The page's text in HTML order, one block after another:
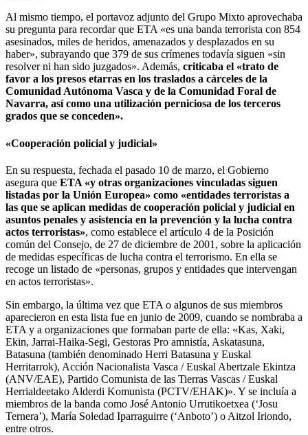
Al mismo tiempo, el portavoz adjunto del Grupo Mixto aprovechaba
su pregunta para recordar que ETA «es una banda terrorista con 854
asesinados, miles de heridos, amenazados y desplazados en su
haber», subrayando que 379 de sus crímenes todavía siguen «sin
resolver ni han sido juzgados». Además, criticaba el «trato de
favor a los presos etarras en los traslados a cárceles de la
Comunidad Autónoma Vasca y de la Comunidad Foral de
Navarra, así como una utilización perniciosa de los terceros
grados que se conceden».
«Cooperación policial y judicial»
En su respuesta, fechada el pasado 10 de marzo, el Gobierno
asegura que ETA «y otras organizaciones vinculadas siguen
listadas por la Unión Europea» como «entidades terroristas a
las que se aplican medidas de cooperación policial y judicial en
asuntos penales y asistencia en la prevención y la lucha contra
actos terroristas», como establece el artículo 4 de la Posición
común del Consejo, de 27 de diciembre de 2001, sobre la aplicación
de medidas específicas de lucha contra el terrorismo. En ella se
recoge un listado de «personas, grupos y entidades que intervengan
en actos terroristas».
Sin embargo, la última vez que ETA o algunos de sus miembros
aparecieron en esta lista fue en junio de 2009, cuando se nombraba a
ETA y a organizaciones que formaban parte de ella: «Kas, Xaki,
Ekin, Jarrai-Haika-Segi, Gestoras Pro amnistía, Askatasuna,
Batasuna (también denominado Herri Batasuna y Euskal
Herritarrok), Acción Nacionalista Vasca / Euskal Abertzale Ekintza
(ANV/EAE), Partido Comunista de las Tierras Vascas / Euskal
Herrialdeetako Alderdi Komunista (PCTV/EHAK)». Y se incluía a
miembros de la banda como José Antonio Urrutikoetxea (‘Josu
Ternera’), María Soledad Iparraguirre (‘Anboto’) o Aitzol Iriondo,
entre otros.